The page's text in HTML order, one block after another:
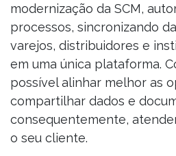
modernização da SCM,
processos, sincronizando
varejos, distribuidores e
em uma única plataforma.
possível alinhar melhor as
compartilhar dados e
consequentemente,
o seu cliente.